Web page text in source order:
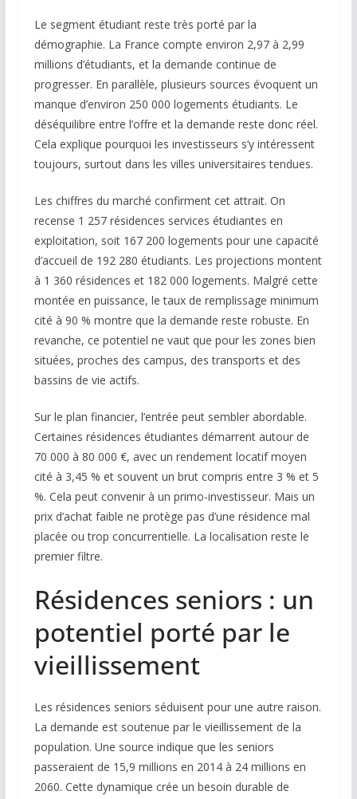
Le segment étudiant reste très porté par la
démographie. La France compte environ 2,97 à 2,99
millions d’étudiants, et la demande continue de
progresser. En parallèle, plusieurs sources évoquent un
manque d’environ 250 000 logements étudiants. Le
déséquilibre entre l’offre et la demande reste donc réel.
Cela explique pourquoi les investisseurs s’y intéressent
toujours, surtout dans les villes universitaires tendues.
Les chiffres du marché confirment cet attrait. On
recense 1 257 résidences services étudiantes en
exploitation, soit 167 200 logements pour une capacité
d’accueil de 192 280 étudiants. Les projections montent
à 1 360 résidences et 182 000 logements. Malgré cette
montée en puissance, le taux de remplissage minimum
cité à 90 % montre que la demande reste robuste. En
revanche, ce potentiel ne vaut que pour les zones bien
situées, proches des campus, des transports et des
bassins de vie actifs.
Sur le plan financier, l’entrée peut sembler abordable.
Certaines résidences étudiantes démarrent autour de
70 000 à 80 000 €, avec un rendement locatif moyen
cité à 3,45 % et souvent un brut compris entre 3 % et 5
%. Cela peut convenir à un primo-investisseur. Mais un
prix d’achat faible ne protège pas d’une résidence mal
placée ou trop concurrentielle. La localisation reste le
premier filtre.
Résidences seniors : un
potentiel porté par le
vieillissement
Les résidences seniors séduisent pour une autre raison.
La demande est soutenue par le vieillissement de la
population. Une source indique que les seniors
passeraient de 15,9 millions en 2014 à 24 millions en
2060. Cette dynamique crée un besoin durable de